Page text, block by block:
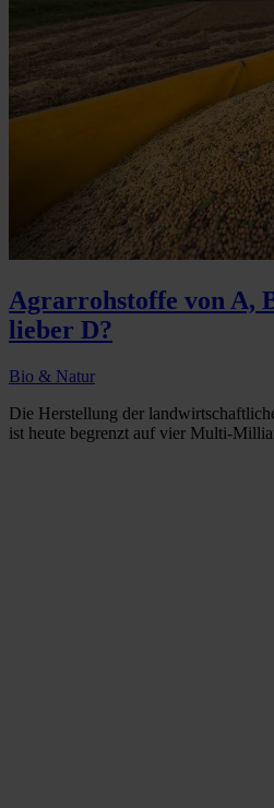
Agrarrohstoffe von A,
lieber D?
Bio & Natur
Die Herstellung der
ist heute begrenzt auf vier Multi-